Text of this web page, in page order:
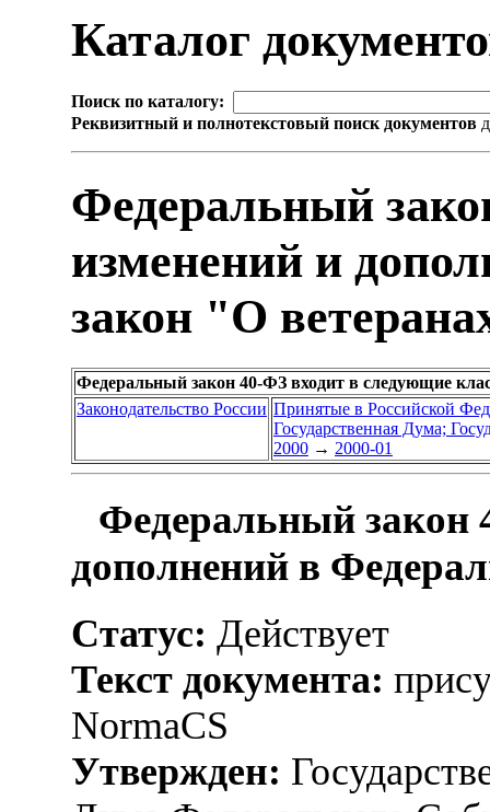
Каталог
Поиск по каталогу:
Реквизитный и полнотекстовый поиск документов
Федеральный
изменений и
закон "О
Федеральный закон 40-ФЗ входит в следующие
Законодательство России Принятые в Российской
Государственная Дума;
2000 → 2000-01
Федеральный закон
дополнений в
Статус: Действует
Текст документа:
NormaCS
Утвержден: